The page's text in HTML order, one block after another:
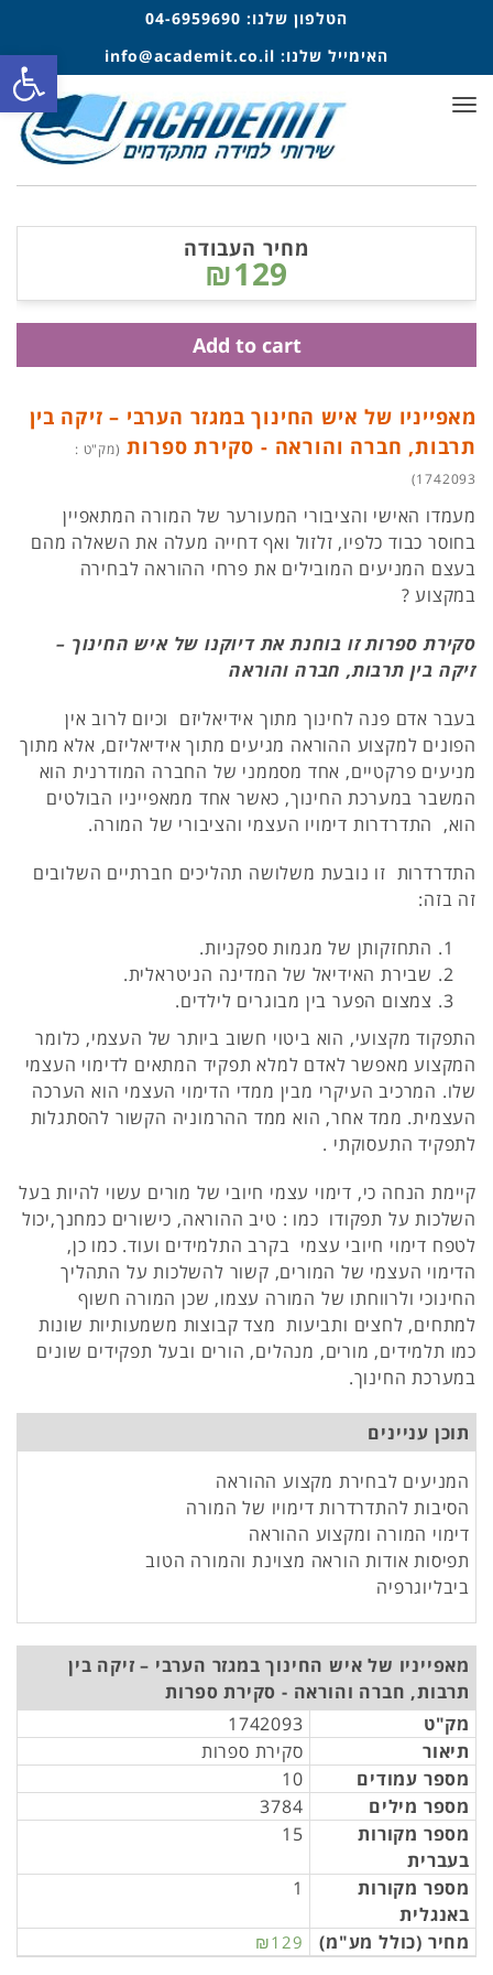
הטלפון שלנו: 04-6959690
האימייל שלנו: info@academit.co.il
תפריט
מאפייניו של איש החינוך במגזר הערבי – זיקה בין
תרבות, חברה והוראה - סקירת ספרות (מק"ט :
1742093)
מעמדו האישי והציבורי המעורער של המורה המתאפיין
בחוסר כבוד כלפיו, זלזול ואף דחייה מעלה את השאלה מהם
בעצם המניעים המובילים את פרחי ההוראה לבחירה
במקצוע ?
סקירת ספרות זו בוחנת את דיוקנו של איש החינוך –
זיקה בין תרבות, חברה והוראה
בעבר אדם פנה לחינוך מתוך אידיאליזם וכיום לרוב אין
הפונים למקצוע ההוראה מגיעים מתוך אידיאליזם, אלא מתוך
מניעים פרקטיים, אחד מסממני של החברה המודרנית הוא
המשבר במערכת החינוך, כאשר אחד ממאפייניו הבולטים
הוא, התדרדרות דימויו העצמי והציבורי של המורה.
התדרדרות זו נובעת משלושה תהליכים חברתיים השלובים
זה בזה:
התחזקותן של מגמות ספקניות.
שבירת האידיאל של המדינה הניטראלית.
צמצום הפער בין מבוגרים לילדים.
התפקוד מקצועי, הוא ביטוי חשוב ביותר של העצמי, כלומר
המקצוע מאפשר לאדם למלא תפקיד המתאים לדימוי העצמי
שלו. המרכיב העיקרי מבין ממדי הדימוי העצמי הוא הערכה
העצמית. ממד אחר, הוא ממד ההרמוניה הקשור להסתגלות
לתפקיד התעסוקתי .
קיימת הנחה כי, דימוי עצמי חיובי של מורים עשוי להיות בעל
השלכות על תפקודו כמו : טיב ההוראה, כישורים כמחנך,יכול
לטפח דימוי חיובי עצמי בקרב התלמידים ועוד. כמו כן,
הדימוי העצמי של המורים, קשור להשלכות על התהליך
החינוכי ולרווחתו של המורה עצמו, שכן המורה חשוף
למתחים, לחצים ותביעות מצד קבוצות משמעותיות שונות
כמו תלמידים, מורים, מנהלים, הורים ובעל תפקידים שונים
במערכת החינוך.
תוכן עניינים
המניעים לבחירת מקצוע ההוראה
הסיבות להתדרדרות דימויו של המורה
דימוי המורה ומקצוע ההוראה
תפיסות אודות הוראה מצוינת והמורה הטוב
ביבליוגרפיה
מאפייניו של איש החינוך במגזר הערבי – זיקה בין
תרבות, חברה והוראה - סקירת ספרות
מק"ט
1742093
תיאור
סקירת ספרות
מספר עמודים
10
מספר מילים
3784
מספר מקורות
בעברית
15
מספר מקורות
באנגלית
1
מחיר (כולל מע"מ) ₪129
מחיר העבודה
₪129
Add to cart
פתח